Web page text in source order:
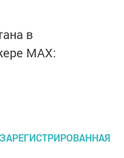
в
MАХ: